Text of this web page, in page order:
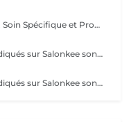
Diagnostique, Shampooing Traitant, Soin Spécifique et Produits Coiffants inclus
Veuillez prendre note que les prix indiqués sur Salonkee sont communiqués à titre informatif et s'entendent de base. Ces derniers sont susceptibles de varier selon le diagnostic réalisé à votre arrivée au salon et l'expertise du professionnel à qui vous confiez votre beauté. Dans tous les cas, un devis précis vous sera proposé et toutes réalisations de prestations seront effectuées avec votre accord. Un grand merci d'avance pour votre compréhension. Au plaisir de vous recevoir très vite.
Veuillez prendre note que les prix indiqués sur Salonkee sont communiqués à titre informatif et s'entendent de base. Ces derniers sont susceptibles de varier selon le diagnostic réalisé à votre arrivée au salon et l'expertise du professionnel à qui vous confiez votre beauté. Dans tous les cas, un devis précis vous sera proposé et toutes réalisations de prestations seront effectuées avec votre accord. Un grand merci d'avance pour votre compréhension. Au plaisir de vous recevoir très vite.